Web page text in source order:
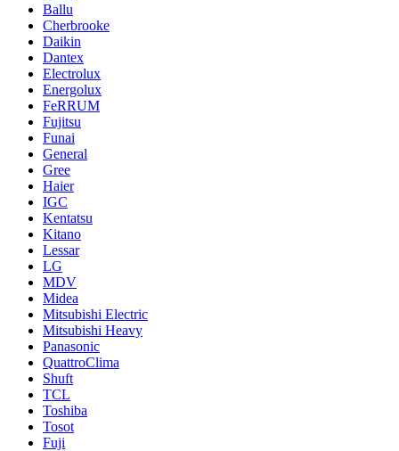
Ballu
Cherbrooke
Daikin
Dantex
Electrolux
Energolux
FeRRUM
Fujitsu
Funai
General
Gree
Haier
IGC
Kentatsu
Kitano
Lessar
LG
MDV
Midea
Mitsubishi Electric
Mitsubishi Heavy
Panasonic
QuattroClima
Shuft
TCL
Toshiba
Tosot
Fuji